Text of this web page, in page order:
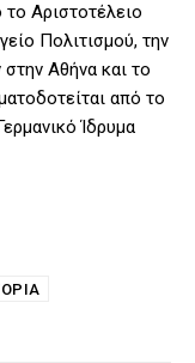
Αριστοτέλειο
Πολιτισμού, την
Αθήνα και το
από το
Ίδρυμα